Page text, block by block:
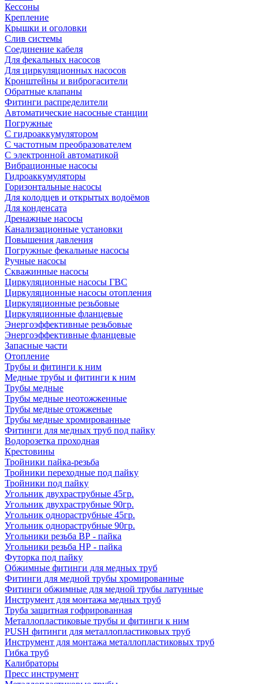
Кессоны
Крепление
Крышки и оголовки
Слив системы
Соединение кабеля
Для фекальных насосов
Для циркуляционных насосов
Кронштейны и виброгасители
Обратные клапаны
Фитинги распределители
Автоматические насосные станции
Погружные
С гидроаккумулятором
С частотным преобразователем
С электронной автоматикой
Вибрационные насосы
Гидроаккумуляторы
Горизонтальные насосы
Для колодцев и открытых водоёмов
Для конденсата
Дренажные насосы
Канализационные установки
Повышения давления
Погружные фекальные насосы
Ручные насосы
Скважинные насосы
Циркуляционные насосы ГВС
Циркуляционные насосы отопления
Циркуляционные резьбовые
Циркуляционные фланцевые
Энергоэффективные резьбовые
Энергоэффективные фланцевые
Запасные части
Отопление
Трубы и фитинги к ним
Медные трубы и фитинги к ним
Трубы медные
Трубы медные неотожженные
Трубы медные отожженые
Трубы медные хромированные
Фитинги для медных труб под пайку
Водорозетка проходная
Крестовины
Тройники пайка-резьба
Тройники переходные под пайку
Тройники под пайку
Угольник двухраструбные 45гр.
Угольник двухраструбные 90гр.
Угольник однораструбные 45гр.
Угольник однораструбные 90гр.
Угольники резьба ВР - пайка
Угольники резьба НР - пайка
Футорка под пайку
Обжимные фитинги для медных труб
Фитинги для медной трубы хромированные
Фитинги обжимные для медной трубы латунные
Инструмент для монтажа медных труб
Труба защитная гофрированная
Металлопластиковые трубы и фитинги к ним
PUSH фитинги для металлопластиковых труб
Инструмент для монтажа металлопластиковых труб
Гибка труб
Калибраторы
Пресс инструмент